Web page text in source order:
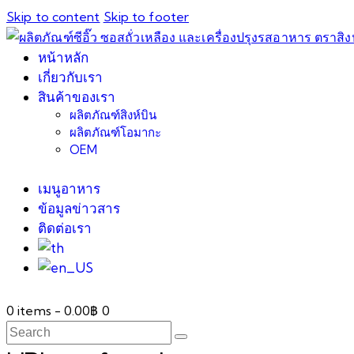
Skip to content Skip to footer
หน้าหลัก
เกี่ยวกับเรา
สินค้าของเรา
ผลิตภัณฑ์สิงห์บิน
ผลิตภัณฑ์โอมากะ
OEM
เมนูอาหาร
ข้อมูลข่าวสาร
ติดต่อเรา
0 items -0.00฿ 0